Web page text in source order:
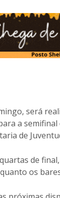
será
a
de
de
os